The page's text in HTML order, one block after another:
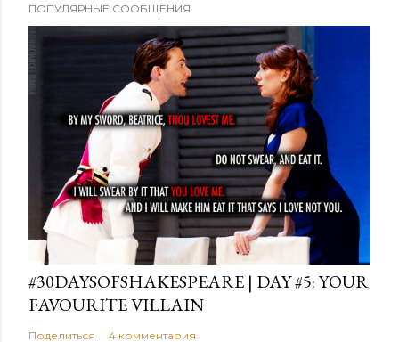
ПОПУЛЯРНЫЕ СООБЩЕНИЯ
#30DAYSOFSHAKESPEARE | DAY #5: YOUR
FAVOURITE VILLAIN
Поделиться 4 комментария